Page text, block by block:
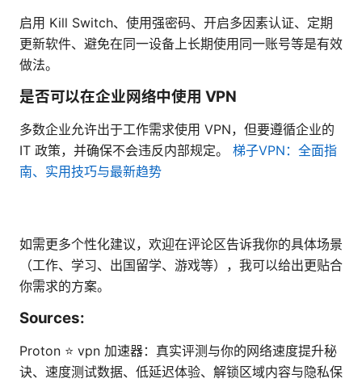
启用 Kill Switch、使用强密码、开启多因素认证、定期
更新软件、避免在同一设备上长期使用同一账号等是有效
做法。
是否可以在企业网络中使用 VPN
多数企业允许出于工作需求使用 VPN，但要遵循企业的
IT 政策，并确保不会违反内部规定。 梯子VPN：全面指
南、实用技巧与最新趋势
如需更多个性化建议，欢迎在评论区告诉我你的具体场景
（工作、学习、出国留学、游戏等），我可以给出更贴合
你需求的方案。
Sources:
Proton ⭐ vpn 加速器：真实评测与你的网络速度提升秘
诀、速度测试数据、低延迟体验、解锁区域内容与隐私保